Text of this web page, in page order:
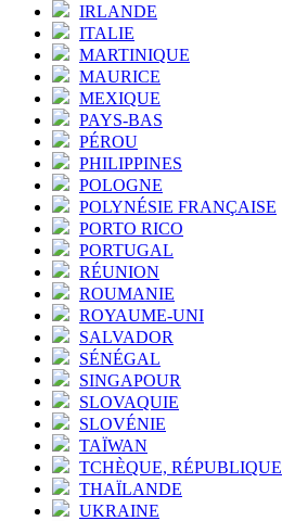
IRLANDE
ITALIE
MARTINIQUE
MAURICE
MEXIQUE
PAYS-BAS
PÉROU
PHILIPPINES
POLOGNE
POLYNÉSIE FRANÇAISE
PORTO RICO
PORTUGAL
RÉUNION
ROUMANIE
ROYAUME-UNI
SALVADOR
SÉNÉGAL
SINGAPOUR
SLOVAQUIE
SLOVÉNIE
TAÏWAN
TCHÈQUE, RÉPUBLIQUE
THAÏLANDE
UKRAINE